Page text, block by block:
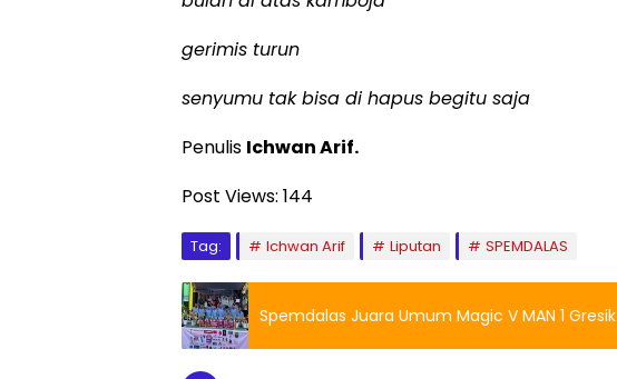
gerimis turun
senyumu tak bisa di hapus begitu saja
Penulis Ichwan Arif.
Post Views: 144
Tag: Ichwan Arif Liputan SPEMDALAS
Spemdalas Juara Umum Magic V MAN 1 Gresik